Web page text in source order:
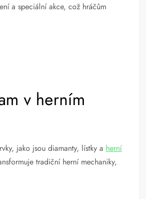
a speciální akce, což hráčům
v herním
jako jsou diamanty, lístky a herní
tradiční herní mechaniky,